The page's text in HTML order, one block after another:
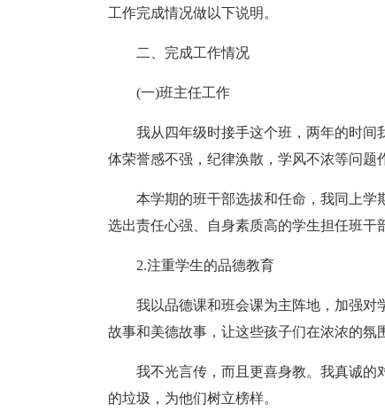
工作完成情况做以下说明。
二、完成工作情况
(一)班主任工作
我从四年级时接手这个班，两年的时
体荣誉感不强，纪律涣散，学风不浓等问题
本学期的班干部选拔和任命，我同上学
选出责任心强、自身素质高的学生担任班干
2.注重学生的品德教育
我以品德课和班会课为主阵地，加强
故事和美德故事，让这些孩子们在浓浓的氛
我不光言传，而且更喜身教。我真诚的
的垃圾，为他们树立榜样。